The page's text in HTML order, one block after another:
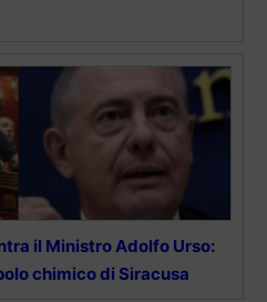
il Ministro Adolfo Urso:
chimico di Siracusa